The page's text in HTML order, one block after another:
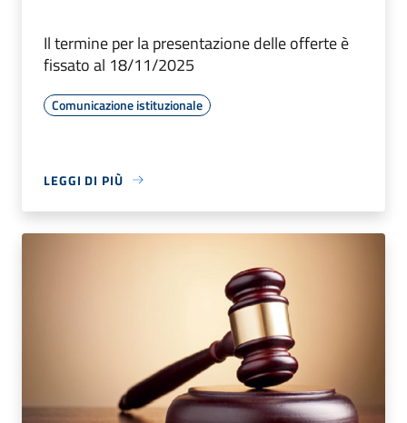
Il termine per la presentazione delle offerte è
fissato al 18/11/2025
Comunicazione istituzionale
LEGGI DI PIÙ